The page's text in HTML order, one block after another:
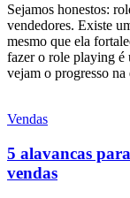
Sejamos honestos:
vendedores. Existe
mesmo que ela
fazer o role playing é
vejam o progresso
Vendas
5 alavancas
vendas